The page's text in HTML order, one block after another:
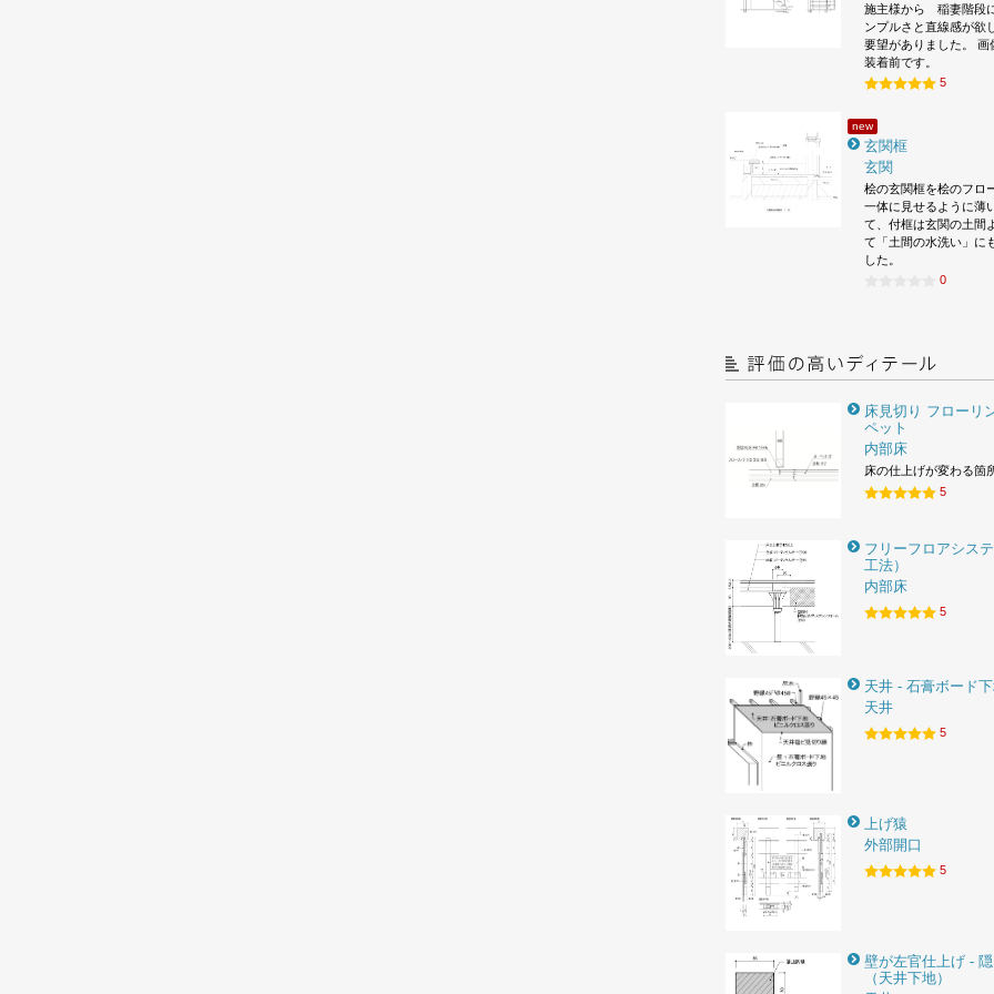
施主様から 稲妻階段
ンプルさと直線感が
要望がありました。 画
装着前です。
5
new
玄関框
玄関
桧の玄関框を桧のフロ
一体に見せるように薄
て、付框は玄関の土間
て「土間の水洗い」に
した。
0
床見切り フローリ
ペット
内部床
床の仕上げが変わる箇
5
フリーフロアシス
工法）
内部床
5
天井 - 石膏ボード
天井
5
上げ猿
外部開口
5
壁が左官仕上げ -
（天井下地）